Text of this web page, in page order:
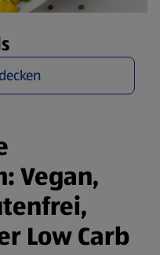
Vegan,
Low Carb